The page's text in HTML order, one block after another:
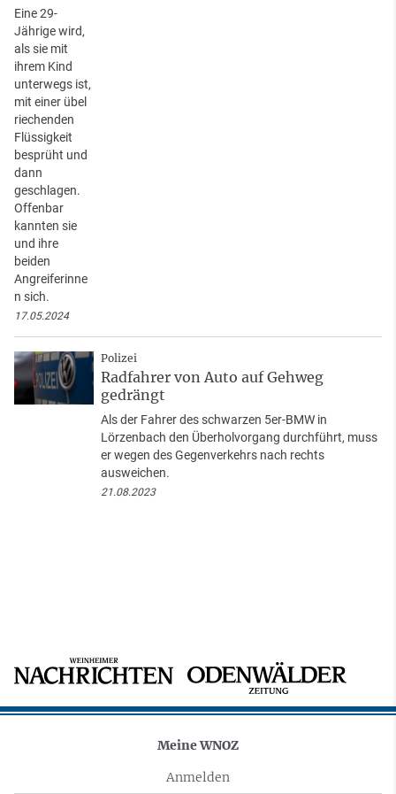
Eine 29-
Jährige wird,
als sie mit
ihrem Kind
unterwegs ist,
mit einer übel
riechenden
Flüssigkeit
besprüht und
dann
geschlagen.
Offenbar
kannten sie
und ihre
beiden
Angreiferinne
n sich.
17.05.2024
Polizei
Radfahrer von Auto auf Gehweg
gedrängt
Als der Fahrer des schwarzen 5er-BMW in
Lörzenbach den Überholvorgang durchführt, muss
er wegen des Gegenverkehrs nach rechts
ausweichen.
21.08.2023
Meine WNOZ
Anmelden